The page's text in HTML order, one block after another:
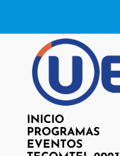
INICIO
PROGRAMAS
EVENTOS